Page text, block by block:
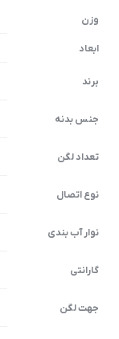
وزن
ابعاد
برند
جنس بدنه
تعداد لگن
نوع اتصال
نوار آب بندی
گارانتی
جهت لگن